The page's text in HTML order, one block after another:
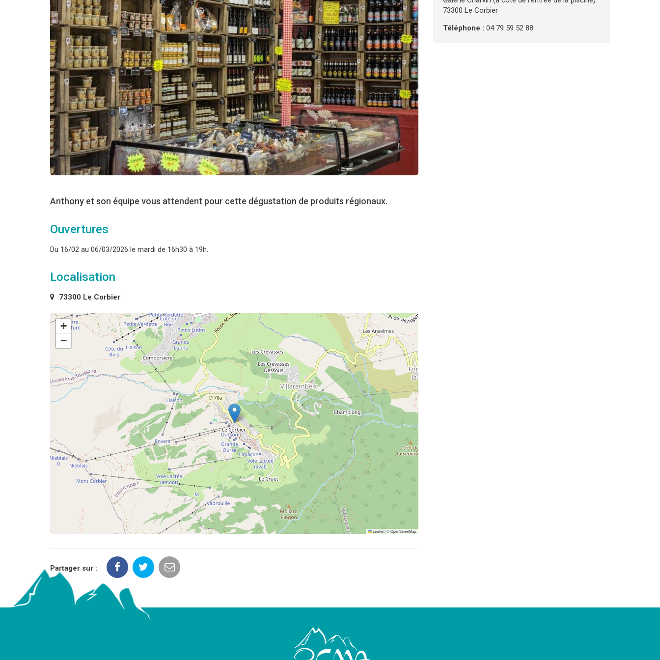
Anthony et son équipe vous attendent pour cette dégustation de produits régionaux.
Ouvertures
Du 16/02 au 06/03/2026 le mardi de 16h30 à 19h.
Localisation
73300 Le Corbier
+
−
Leaflet|©OpenStreetMap
73300 Le Corbier
Téléphone : 04 79 59 52 88
Partager sur :